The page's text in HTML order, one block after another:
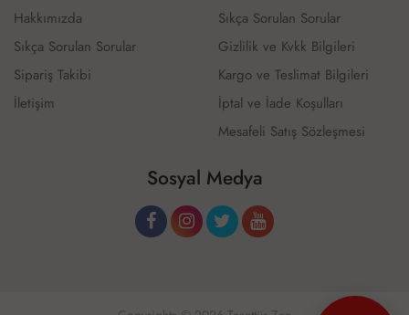
Hakkımızda
Sıkça Sorulan Sorular
Sipariş Takibi
İletişim
Sıkça Sorulan Sorular
Gizlilik ve Kvkk Bilgileri
Kargo ve Teslimat Bilgileri
İptal ve İade Koşulları
Mesafeli Satış Sözleşmesi
Sosyal Medya